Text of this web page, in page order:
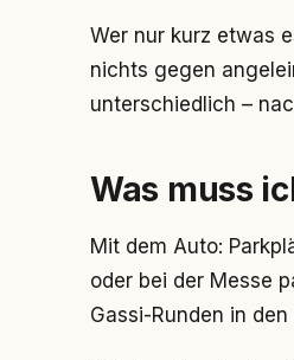
Wer nur kurz etwas
nichts gegen
unterschiedlich –
Was muss
Mit dem Auto:
oder bei der Messe
Gassi-Runden in